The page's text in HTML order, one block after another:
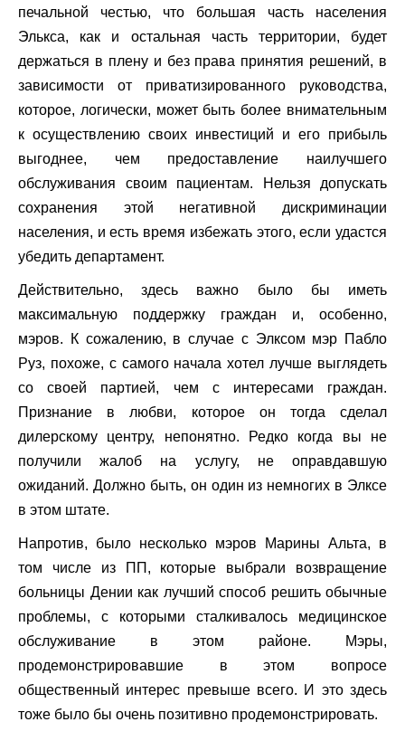
печальной честью, что большая часть населения
Элькса, как и остальная часть территории, будет
держаться в плену и без права принятия решений, в
зависимости от приватизированного руководства,
которое, логически, может быть более внимательным
к осуществлению своих инвестиций и его прибыль
выгоднее, чем предоставление наилучшего
обслуживания своим пациентам. Нельзя допускать
сохранения этой негативной дискриминации
населения, и есть время избежать этого, если удастся
убедить департамент.
Действительно, здесь важно было бы иметь
максимальную поддержку граждан и, особенно,
мэров. К сожалению, в случае с Элксом мэр Пабло
Руз, похоже, с самого начала хотел лучше выглядеть
со своей партией, чем с интересами граждан.
Признание в любви, которое он тогда сделал
дилерскому центру, непонятно. Редко когда вы не
получили жалоб на услугу, не оправдавшую
ожиданий. Должно быть, он один из немногих в Элксе
в этом штате.
Напротив, было несколько мэров Марины Альта, в
том числе из ПП, которые выбрали возвращение
больницы Дении как лучший способ решить обычные
проблемы, с которыми сталкивалось медицинское
обслуживание в этом районе. Мэры,
продемонстрировавшие в этом вопросе
общественный интерес превыше всего. И это здесь
тоже было бы очень позитивно продемонстрировать.